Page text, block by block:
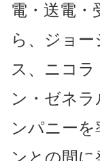
電・送電・
ら、ジョ
ス、ニコ
ン・ゼネ
ンパニー